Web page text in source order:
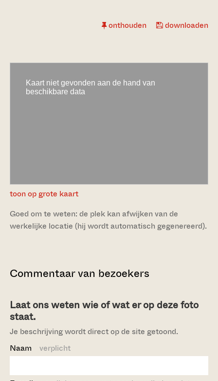
onthouden downloaden
toon op grote kaart
Goed om te weten: de plek kan afwijken van de
werkelijke locatie (hij wordt automatisch gegenereerd).
Commentaar van bezoekers
Laat ons weten wie of wat er op deze foto
staat.
Je beschrijving wordt direct op de site getoond.
Naam verplicht